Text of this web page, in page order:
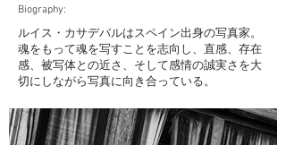
Biography:
ルイス・カサデバルはスペイン出身の写真家。
魂をもって魂を写すことを志向し、直感、存在
感、被写体との近さ、そして感情の誠実さを大
切にしながら写真に向き合っている。